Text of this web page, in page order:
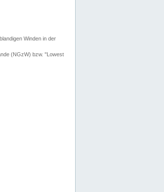
Winden in der
(NGzW) bzw. "Lowest